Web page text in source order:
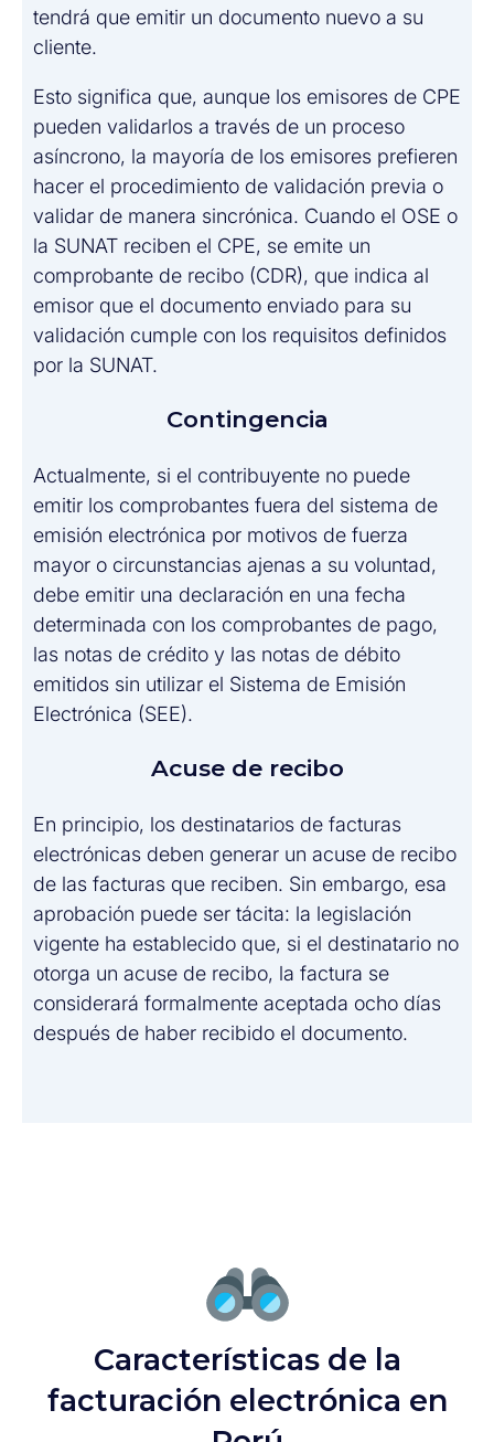
tendrá que emitir un documento nuevo a su
cliente.
Esto significa que, aunque los emisores de CPE
pueden validarlos a través de un proceso
asíncrono, la mayoría de los emisores prefieren
hacer el procedimiento de validación previa o
validar de manera sincrónica. Cuando el OSE o
la SUNAT reciben el CPE, se emite un
comprobante de recibo (CDR), que indica al
emisor que el documento enviado para su
validación cumple con los requisitos definidos
por la SUNAT.
Contingencia
Actualmente, si el contribuyente no puede
emitir los comprobantes fuera del sistema de
emisión electrónica por motivos de fuerza
mayor o circunstancias ajenas a su voluntad,
debe emitir una declaración en una fecha
determinada con los comprobantes de pago,
las notas de crédito y las notas de débito
emitidos sin utilizar el Sistema de Emisión
Electrónica (SEE).
Acuse de recibo
En principio, los destinatarios de facturas
electrónicas deben generar un acuse de recibo
de las facturas que reciben. Sin embargo, esa
aprobación puede ser tácita: la legislación
vigente ha establecido que, si el destinatario no
otorga un acuse de recibo, la factura se
considerará formalmente aceptada ocho días
después de haber recibido el documento.
Características de la
facturación electrónica en